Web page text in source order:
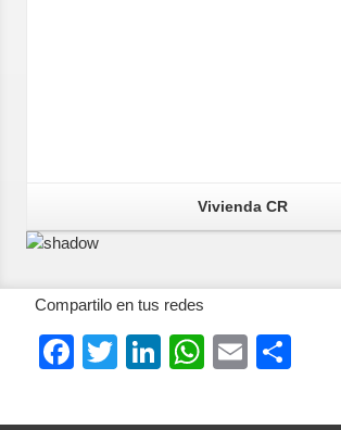
Vivienda CR
Compartilo en tus redes
Facebook
Twitter
LinkedInEmail